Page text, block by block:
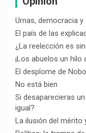
Urnas, democracia
El país de las
¿La reelección es
¡Los abuelos un hilo
El desplome de
No está bien
Si desaparecieras
igual?
La ilusión del mérito